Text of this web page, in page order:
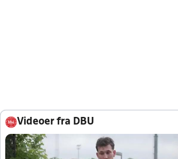
Videoer fra DBU